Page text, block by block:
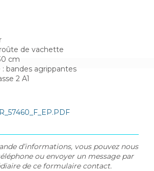
d’informations, vous pouvez nous
ou envoyer un message par
de ce formulaire contact.
de vachette
cm
bandes agrippantes
2 A1